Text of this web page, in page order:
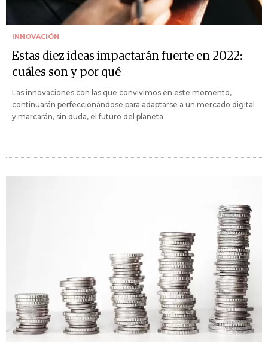
INNOVACIÓN
Estas diez ideas impactarán fuerte en 2022:
cuáles son y por qué
Las innovaciones con las que convivimos en este momento,
continuarán perfeccionándose para adaptarse a un mercado digital
y marcarán, sin duda, el futuro del planeta